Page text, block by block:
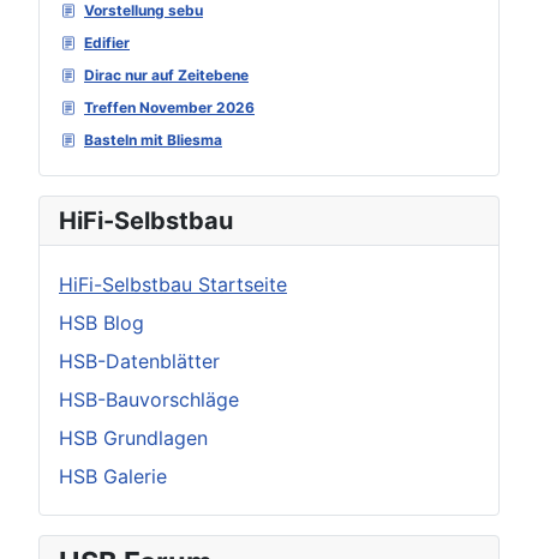
Vorstellung sebu
Edifier
Dirac nur auf Zeitebene
Treffen November 2026
Basteln mit Bliesma
HiFi-Selbstbau
HiFi-Selbstbau Startseite
HSB Blog
HSB-Datenblätter
HSB-Bauvorschläge
HSB Grundlagen
HSB Galerie